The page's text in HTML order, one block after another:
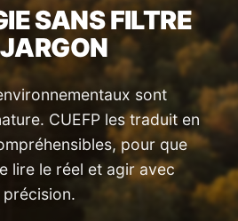
SANS FILTRE
sont
CUEFP les traduit en
pour que
lire le réel et agir avec
précision.